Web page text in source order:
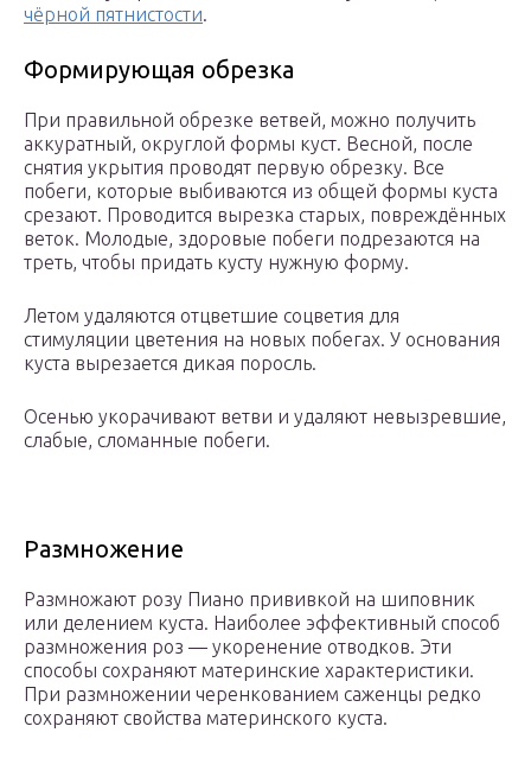
чёрной пятнистости.
Формирующая обрезка
При правильной обрезке ветвей, можно получить
аккуратный, округлой формы куст. Весной, после
снятия укрытия проводят первую обрезку. Все
побеги, которые выбиваются из общей формы куста
срезают. Проводится вырезка старых, повреждённых
веток. Молодые, здоровые побеги подрезаются на
треть, чтобы придать кусту нужную форму.
Летом удаляются отцветшие соцветия для
стимуляции цветения на новых побегах. У основания
куста вырезается дикая поросль.
Осенью укорачивают ветви и удаляют невызревшие,
слабые, сломанные побеги.
Размножение
Размножают розу Пиано прививкой на шиповник
или делением куста. Наиболее эффективный способ
размножения роз — укоренение отводков. Эти
способы сохраняют материнские характеристики.
При размножении черенкованием саженцы редко
сохраняют свойства материнского куста.